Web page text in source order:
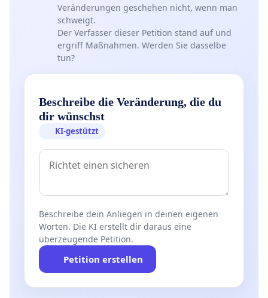
Veränderungen geschehen nicht, wenn man
schweigt.
Der Verfasser dieser Petition stand auf und
ergriff Maßnahmen. Werden Sie dasselbe
tun?
Beschreibe die Veränderung, die du
dir wünschst
KI-gestützt
Beschreibe dein Anliegen in deinen eigenen
Worten. Die KI erstellt dir daraus eine
überzeugende Petition.
Petition erstellen